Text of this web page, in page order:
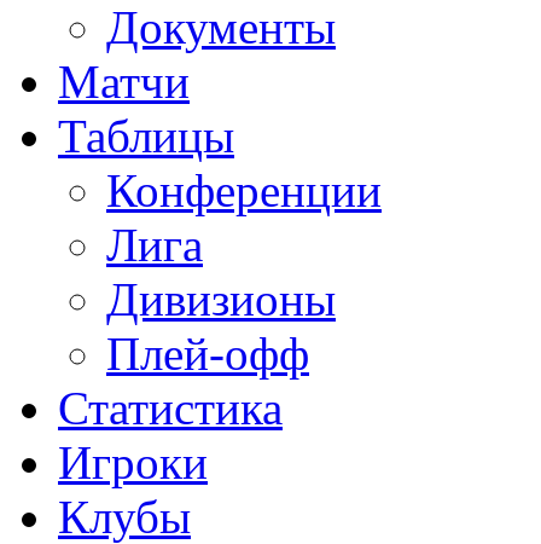
Документы
Матчи
Таблицы
Конференции
Лига
Дивизионы
Плей-офф
Статистика
Игроки
Клубы